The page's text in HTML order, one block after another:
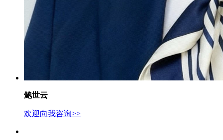
鲍世云
欢迎向我咨询>>